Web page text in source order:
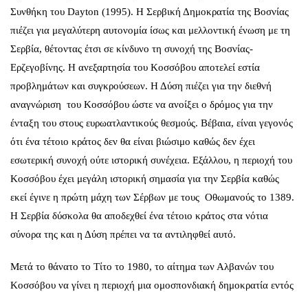
Συνθήκη του Dayton (1995). Η Σερβική Δημοκρατία της Βοσνίας
πιέζει για μεγαλύτερη αυτονομία ίσως και μελλοντική ένωση με τη
Σερβία, θέτοντας έτσι σε κίνδυνο τη συνοχή της Βοσνίας-
Ερζεγοβίνης. Η ανεξαρτησία του Κοσσόβου αποτελεί εστία
προβλημάτων και συγκρούσεων. Η Δύση πιέζει για την διεθνή
αναγνώριση του Κοσσόβου ώστε να ανοίξει ο δρόμος για την
ένταξη του στους ευρωατλαντικούς θεσμούς. Βέβαια, είναι γεγονός
ότι ένα τέτοιο κράτος δεν θα είναι βιώσιμο καθώς δεν έχει
εσωτερική συνοχή ούτε ιστορική συνέχεια. Εξάλλου, η περιοχή του
Κοσσόβου έχει μεγάλη ιστορική σημασία για την Σερβία καθώς
εκεί έγινε η πρώτη μάχη των Σέρβων με τους Οθωμανούς το 1389.
Η Σερβία δύσκολα θα αποδεχθεί ένα τέτοιο κράτος στα νότια
σύνορα της και η Δύση πρέπει να τα αντιληφθεί αυτό.
Μετά το θάνατο το Τίτο το 1980, το αίτημα των Αλβανών του
Κοσσόβου να γίνει η περιοχή μια ομοσπονδιακή δημοκρατία εντός